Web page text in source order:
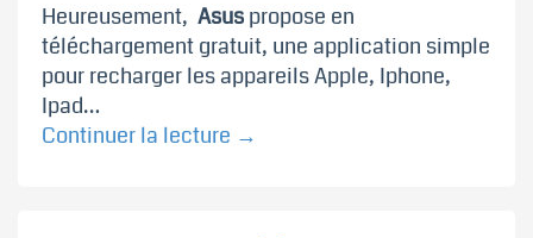
Heureusement, Asuspropose en
téléchargement gratuit, une application simple
pour recharger les appareils Apple, Iphone,
Ipad…
Continuer la lecture →